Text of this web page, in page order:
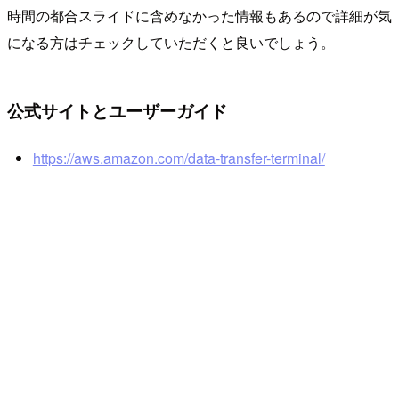
時間の都合スライドに含めなかった情報もあるので詳細が気
になる方はチェックしていただくと良いでしょう。
公式サイトとユーザーガイド
https://aws.amazon.com/data-transfer-terminal/